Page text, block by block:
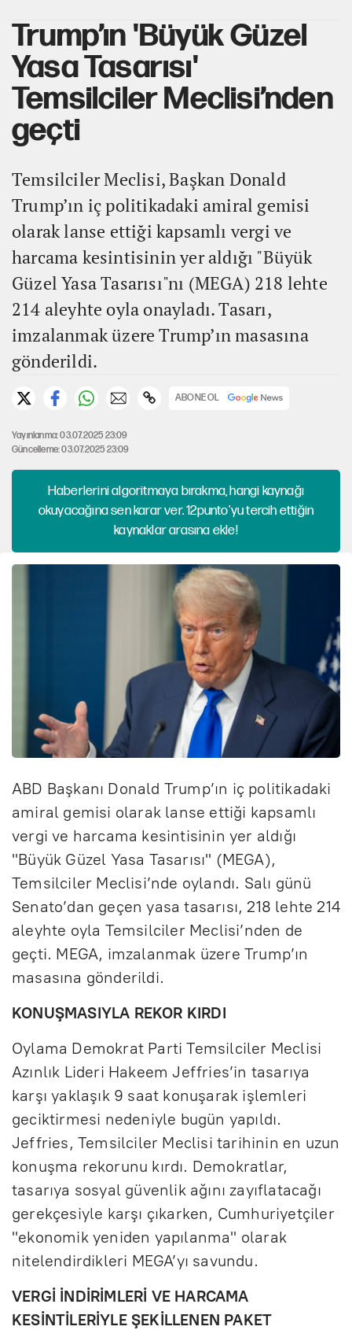
Trump’ın 'Büyük Güzel
Yasa Tasarısı'
Temsilciler Meclisi’nden
geçti
Temsilciler Meclisi, Başkan Donald
Trump’ın iç politikadaki amiral gemisi
olarak lanse ettiği kapsamlı vergi ve
harcama kesintisinin yer aldığı "Büyük
Güzel Yasa Tasarısı"nı (MEGA) 218 lehte
214 aleyhte oyla onayladı. Tasarı,
imzalanmak üzere Trump’ın masasına
gönderildi.
ABONE OL
Yayınlanma: 03.07.2025 23:09
Güncelleme: 03.07.2025 23:09
Haberlerini algoritmaya bırakma, hangi kaynağı
okuyacağına sen karar ver. 12punto'yu tercih ettiğin
kaynaklar arasına ekle!
ABD Başkanı Donald Trump’ın iç politikadaki
amiral gemisi olarak lanse ettiği kapsamlı
vergi ve harcama kesintisinin yer aldığı
"Büyük Güzel Yasa Tasarısı" (MEGA),
Temsilciler Meclisi’nde oylandı. Salı günü
Senato’dan geçen yasa tasarısı, 218 lehte 214
aleyhte oyla Temsilciler Meclisi’nden de
geçti. MEGA, imzalanmak üzere Trump’ın
masasına gönderildi.
KONUŞMASIYLA REKOR KIRDI
Oylama Demokrat Parti Temsilciler Meclisi
Azınlık Lideri Hakeem Jeffries’in tasarıya
karşı yaklaşık 9 saat konuşarak işlemleri
geciktirmesi nedeniyle bugün yapıldı.
Jeffries, Temsilciler Meclisi tarihinin en uzun
konuşma rekorunu kırdı. Demokratlar,
tasarıya sosyal güvenlik ağını zayıflatacağı
gerekçesiyle karşı çıkarken, Cumhuriyetçiler
"ekonomik yeniden yapılanma" olarak
nitelendirdikleri MEGA’yı savundu.
VERGİ İNDİRİMLERİ VE HARCAMA
KESİNTİLERİYLE ŞEKİLLENEN PAKET